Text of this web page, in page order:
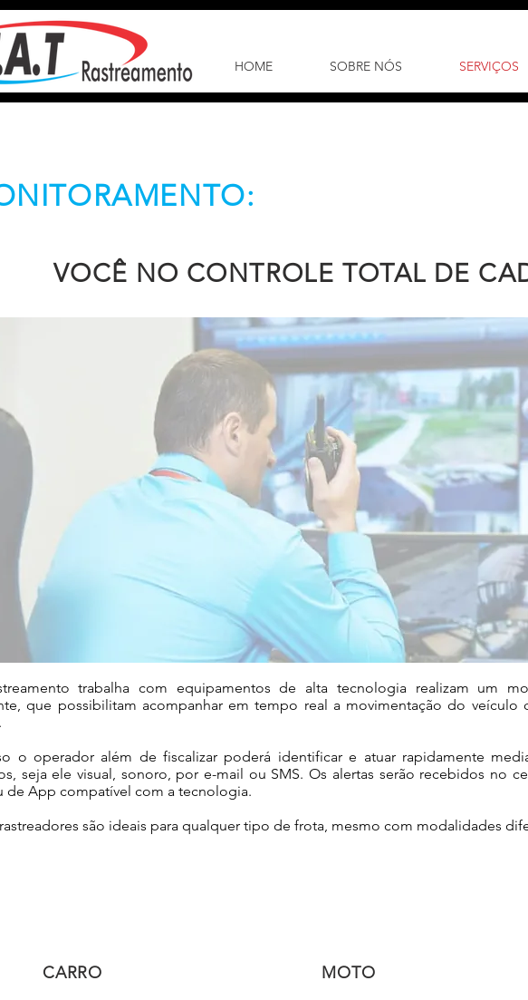
HOME SOBRE NÓS SERVIÇOS
VOCÊ NO CONTROLE TOTAL DE
trabalha com equipamentos de alta tecnologia realizam um
que possibilitam acompanhar em tempo real a movimentação do veículo
o operador além de fiscalizar poderá identificar e atuar rapidamente
seja ele visual, sonoro, por e-mail ou SMS. Os alertas serão recebidos no
de App compatível com a tecnologia.
são ideais para qualquer tipo de frota, mesmo com modalidades
CARRO MOTO